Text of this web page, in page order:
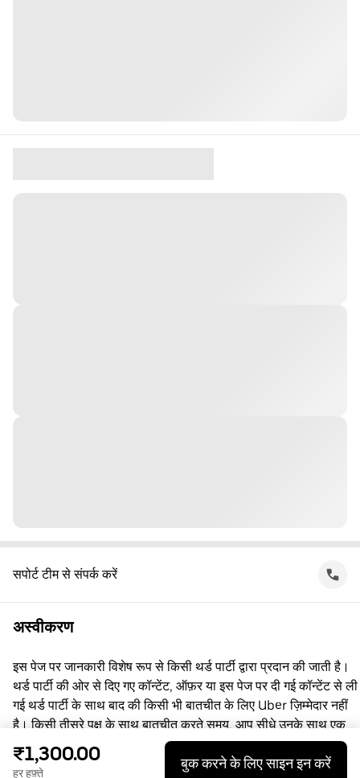
सपोर्ट टीम से संपर्क करें
अस्वीकरण
इस पेज पर जानकारी विशेष रूप से किसी थर्ड पार्टी द्वारा प्रदान की जाती है।
थर्ड पार्टी की ओर से दिए गए कॉन्टेंट, ऑफ़र या इस पेज पर दी गई कॉन्टेंट से ली
गई थर्ड पार्टी के साथ बाद की किसी भी बातचीत के लिए Uber ज़िम्मेदार नहीं
है। किसी तीसरे पक्ष के साथ बातचीत करते समय, आप सीधे उनके साथ एक
समझौता करते हैं, जिसमें Uber पक्षकार नहीं है। सवाल पूछने के लिए, कृपया
सीधे तीसरे पक्ष से संपर्क करें।
₹1,300.00
हर हफ़्ते
बुक करने के लिए साइन इन करें